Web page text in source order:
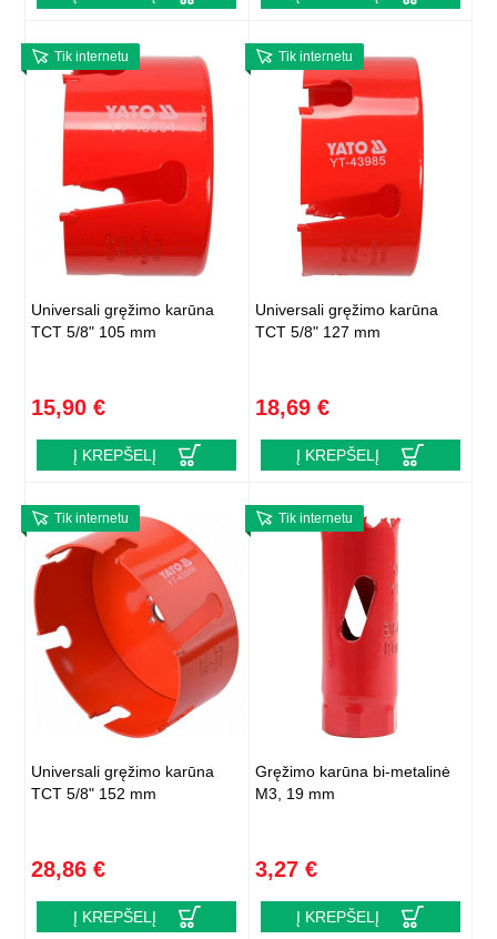
Tik internetu
Universali gręžimo karūna
TCT 5/8" 105 mm
15,90 €
Į KREPŠELĮ
Tik internetu
Universali gręžimo karūna
TCT 5/8" 127 mm
18,69 €
Į KREPŠELĮ
Tik internetu
Universali gręžimo karūna
TCT 5/8" 152 mm
28,86 €
Į KREPŠELĮ
Tik internetu
Gręžimo karūna bi-metalinė
M3, 19 mm
3,27 €
Į KREPŠELĮ